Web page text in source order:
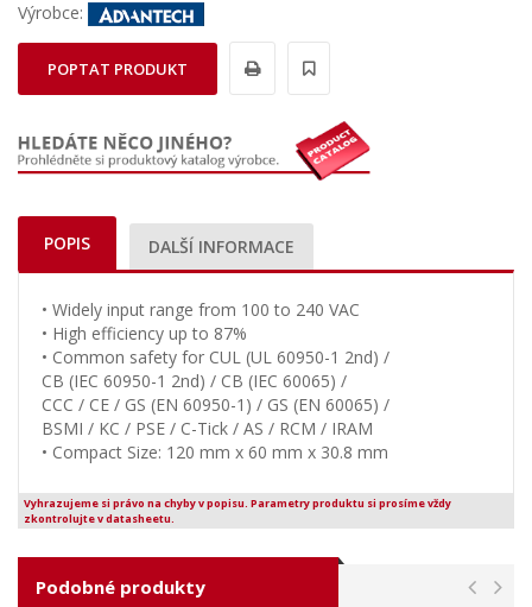
Výrobce:
POPTAT PRODUKT
POPIS DALŠÍ INFORMACE
• Widely input range from 100 to 240 VAC
• High efficiency up to 87%
• Common safety for CUL (UL 60950-1 2nd) /
CB (IEC 60950-1 2nd) / CB (IEC 60065) /
CCC / CE / GS (EN 60950-1) / GS (EN 60065) /
BSMI / KC / PSE / C-Tick / AS / RCM / IRAM
• Compact Size: 120 mm x 60 mm x 30.8 mm
Vyhrazujeme si právo na chyby v popisu. Parametry produktu si prosíme vždy
zkontrolujte v datasheetu.
Podobné produkty